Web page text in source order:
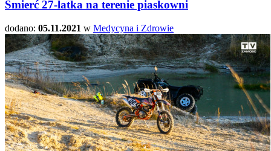
Śmierć 27-latka na terenie piaskowni
dodano: 05.11.2021 w Medycyna i Zdrowie